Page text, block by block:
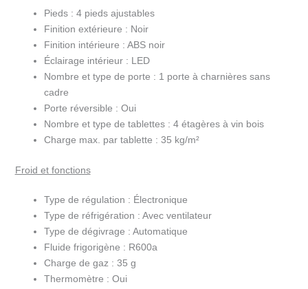
Pieds : 4 pieds ajustables
Finition extérieure : Noir
Finition intérieure : ABS noir
Éclairage intérieur : LED
Nombre et type de porte : 1 porte à charnières sans
cadre
Porte réversible : Oui
Nombre et type de tablettes : 4 étagères à vin bois
Charge max. par tablette : 35 kg/m²
Froid et fonctions
Type de régulation : Électronique
Type de réfrigération : Avec ventilateur
Type de dégivrage : Automatique
Fluide frigorigène : R600a
Charge de gaz : 35 g
Thermomètre : Oui